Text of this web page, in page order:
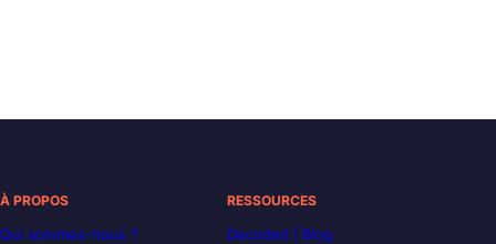
À PROPOS
Qui sommes-nous ?
RESSOURCES
Decoded | Blog